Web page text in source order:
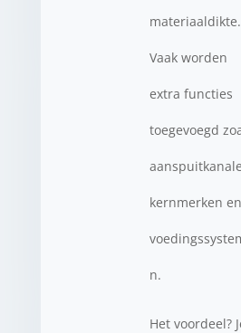
materiaaldikte.
Vaak worden
extra functies
toegevoegd
kernmerken en
n.
Het voordeel?